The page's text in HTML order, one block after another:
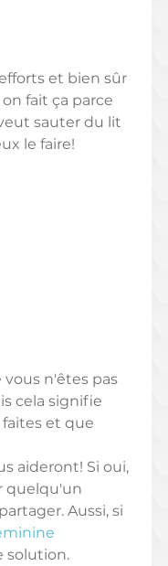
et bien sûr
fait ça parce
sauter du lit
le faire!
vous n'êtes pas
cela signifie
et que
aideront! Si oui,
quelqu'un
Aussi, si
solution.